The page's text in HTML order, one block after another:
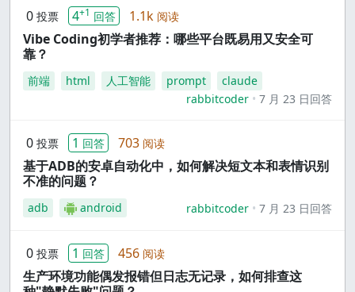
0 投票 4+1 回答 1.1k 阅读
Vibe Coding初学者推荐：哪些平台既易用又安全可
靠？
前端 html 人工智能 prompt
claude
rabbitcoder
7 月 23 日回答
0 投票 1 回答 703 阅读
基于ADB的安卓自动化中，如何解决短文本和表情识别
不准的问题？
adb android rabbitcoder 7 月 23 日回答
0 投票 1 回答 456 阅读
生产环境功能偶发报错但日志无记录，如何排查这